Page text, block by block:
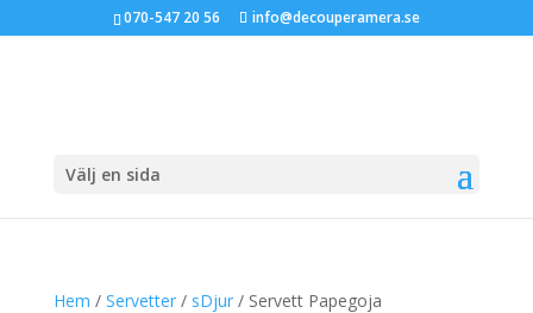
070-547 20 56 info@decouperamera.se
Välj en sida
Hem / Servetter/ sDjur/ Servett Papegoja